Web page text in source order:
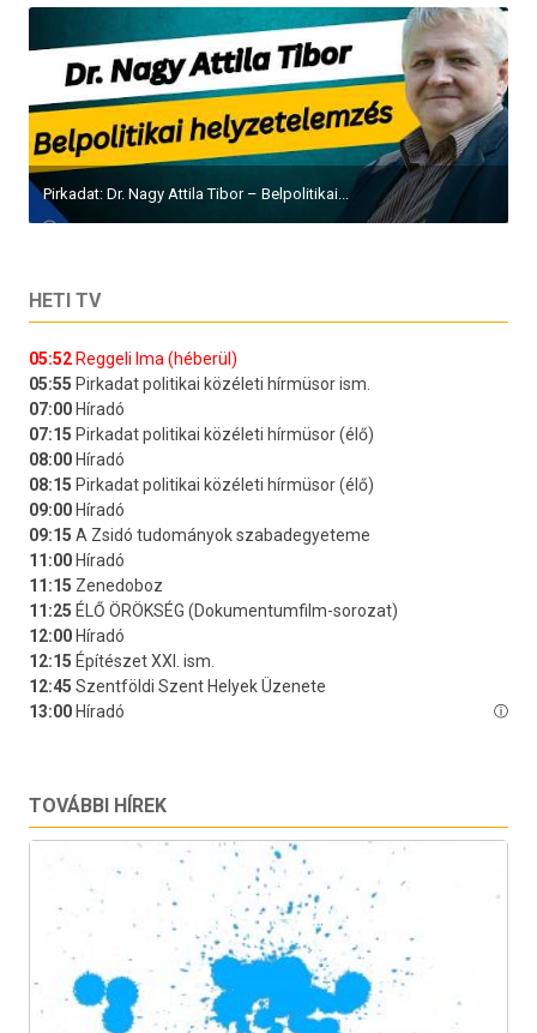
Pirkadat: Dr. Nagy Attila Tibor – Belpolitikai...
HETI TV
TOVÁBBI HÍREK